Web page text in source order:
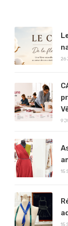
26
9
15
15